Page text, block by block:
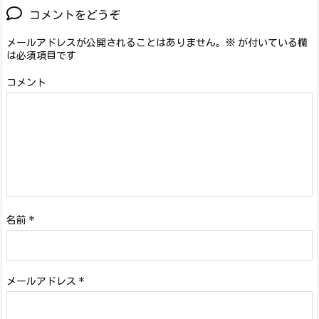
コメントをどうぞ
メールアドレスが公開されることはありません。 ※ が付いている欄
は必須項目です
コメント
名前 *
メールアドレス *